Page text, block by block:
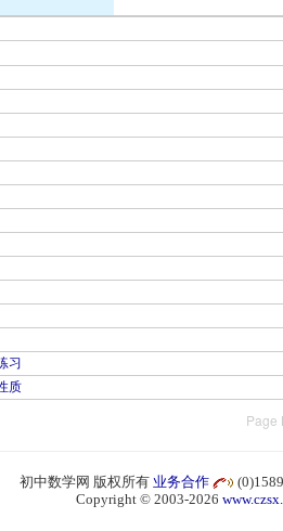
习
质
Page
初中数学网 版权所有 业务合作
Copyright © 2003-2026